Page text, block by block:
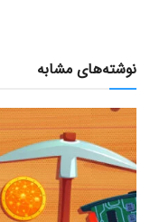
نوشته‌های مشابه